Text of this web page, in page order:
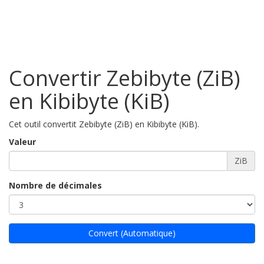
Convertir Zebibyte (ZiB)
en Kibibyte (KiB)
Cet outil convertit Zebibyte (ZiB) en Kibibyte (KiB).
Valeur
ZiB
Nombre de décimales
Convert (Automatique)